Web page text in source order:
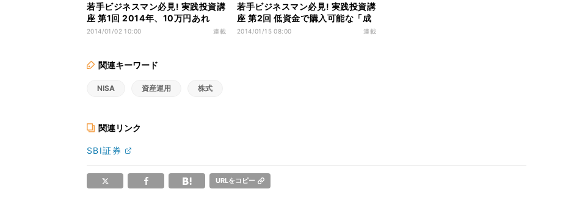
若手ビジネスマン必見! 実践投資講
座 第1回 2014年、10万円あれ
ば"株式投資"ができる!?
2014/01/02 10:00 連載
若手ビジネスマン必見! 実践投資講
座 第2回 低資金で購入可能な「成
長株」を選ぶコツは?
2014/01/15 08:00 連載
関連キーワード
NISA 資産運用 株式
関連リンク
SBI証券
URLをコピー